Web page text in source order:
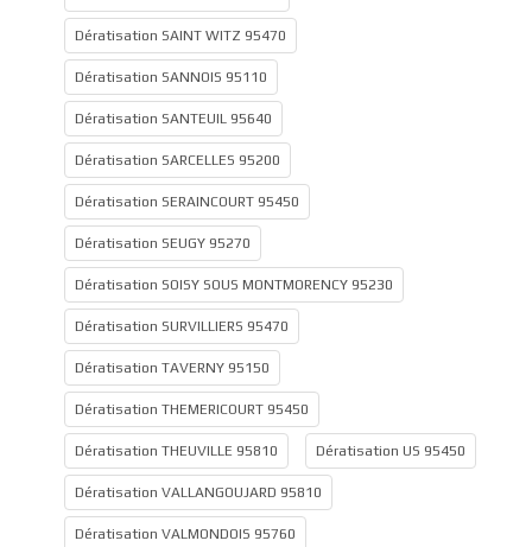
Dératisation SAINT WITZ 95470
Dératisation SANNOIS 95110
Dératisation SANTEUIL 95640
Dératisation SARCELLES 95200
Dératisation SERAINCOURT 95450
Dératisation SEUGY 95270
Dératisation SOISY SOUS MONTMORENCY 95230
Dératisation SURVILLIERS 95470
Dératisation TAVERNY 95150
Dératisation THEMERICOURT 95450
Dératisation THEUVILLE 95810 Dératisation US 95450
Dératisation VALLANGOUJARD 95810
Dératisation VALMONDOIS 95760